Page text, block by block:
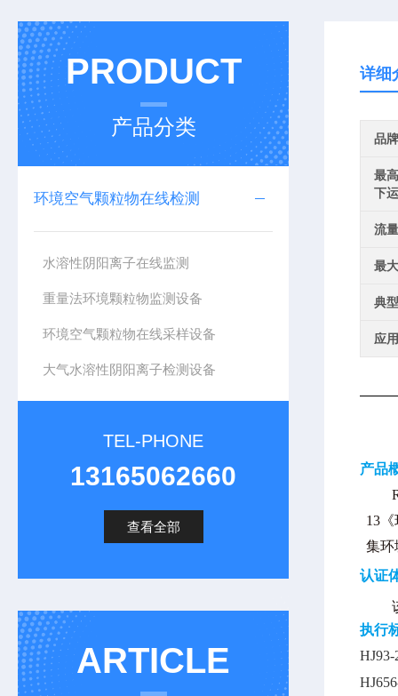
PRODUCT
产品分类
环境空气颗粒物在线检测
水溶性阴阳离子在线监测
重量法环境颗粒物监测设备
环境空气颗粒物在线采样设备
大气水溶性阴阳离子检测设备
TEL-PHONE
13165062660
查看全部
ARTICLE
详细
品牌
最
下
流
最
典
应
产品
13
集环
认证
执行
HJ93-